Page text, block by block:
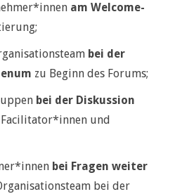
am Welcome-
bei der
zu Beginn des Forums;
bei der Diskussion
und
bei Fragen weiter
bei der